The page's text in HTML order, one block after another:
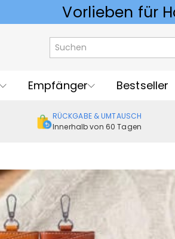
Vorlieben für
Empfänger Bestseller
RÜCKGABE & UMTAUSCH
Innerhalb von 60 Tagen